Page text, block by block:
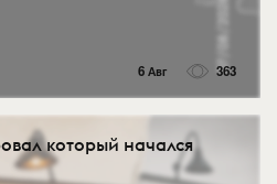
6 Авг 363
который начался